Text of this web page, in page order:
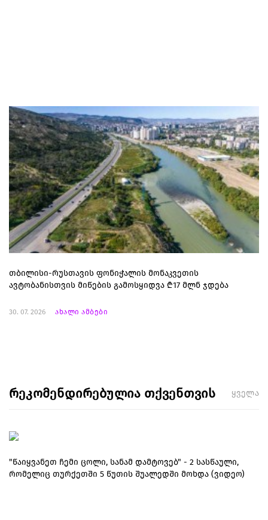
თბილისი-რუსთავის ფონიჭალის მონაკვეთის
ავტობანისთვის მიწების გამოსყიდვა ₾17 მლნ ჯდება
30. 07. 2026 ახალი ამბები
რეკომენდირებულია თქვენთვის ყველა
"წაიყვანეთ ჩემი ცოლი, სანამ დამტოვებ" - 2 სასწაული,
რომელიც თურქეთში 5 წუთის შუალედში მოხდა (ვიდეო)